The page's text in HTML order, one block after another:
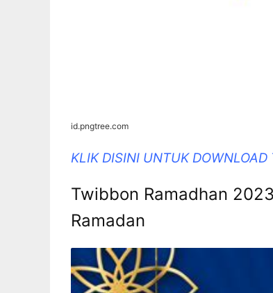
id.pngtree.com
KLIK DISINI UNTUK
Twibbon Ramadhan
Ramadan